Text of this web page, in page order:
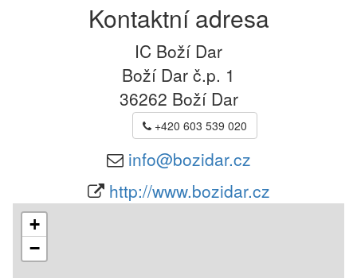
Kontaktní adresa
IC Boží Dar
Boží Dar č.p. 1
36262 Boží Dar
+420 603 539 020
info@bozidar.cz
http://www.bozidar.cz
+
−